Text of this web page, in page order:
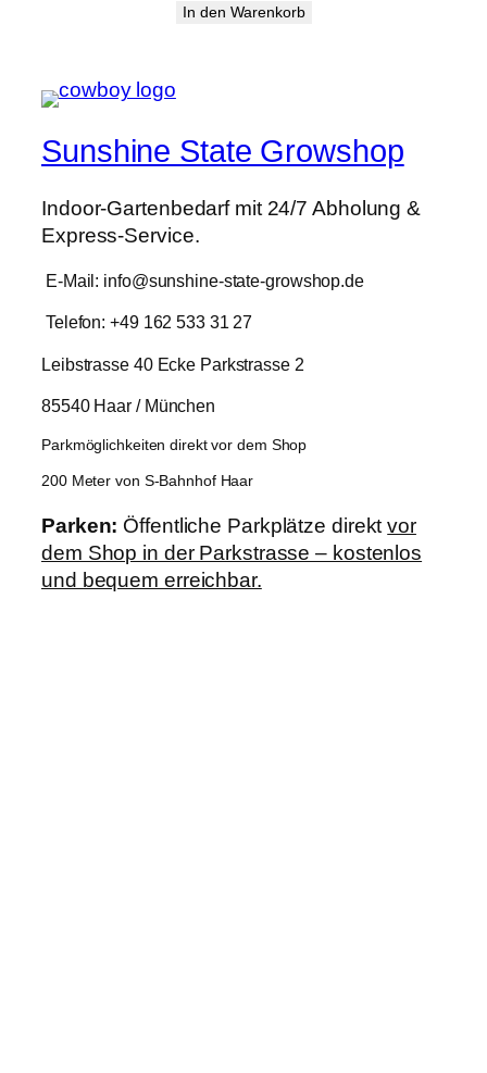
Preis
In den Warenkorb
Sunshine State Growshop
Indoor-Gartenbedarf mit 24/7 Abholung &
Express-Service.
E-Mail: info@sunshine-state-growshop.de
Telefon: +49 162 533 31 27
Leibstrasse 40 Ecke Parkstrasse 2
85540 Haar / München
Parkmöglichkeiten direkt vor dem Shop
200 Meter von S-Bahnhof Haar
Parken: Öffentliche Parkplätze direktvor
dem Shop in der Parkstrasse – kostenlos
und bequem erreichbar.